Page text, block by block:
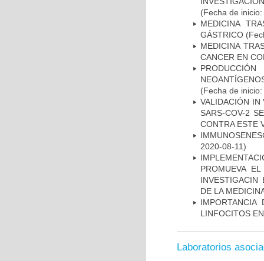
(Fecha de
MEDICINA
GÁSTRICO
MEDICINA
CANCER EN
(Fecha de
VALIDACIÓN IN
SARS-COV-2
CONTRA ESTE
2020-08-11)
PROMUEVA
INVESTIGACIN
DE LA
LINFOCITOS
Laboratorios